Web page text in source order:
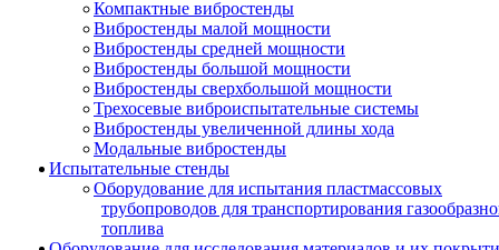
Компактные вибростенды
Вибростенды малой мощности
Вибростенды средней мощности
Вибростенды большой мощности
Вибростенды сверхбольшой мощности
Трехосевые виброиспытательные системы
Вибростенды увеличенной длины хода
Модальные вибростенды
Испытательные стенды
Оборудование для испытания пластмассовых
трубопроводов для транспортирования
топлива